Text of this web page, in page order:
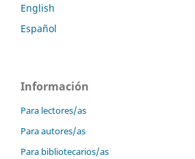
English
Español
Información
Para lectores/as
Para autores/as
Para bibliotecarios/as